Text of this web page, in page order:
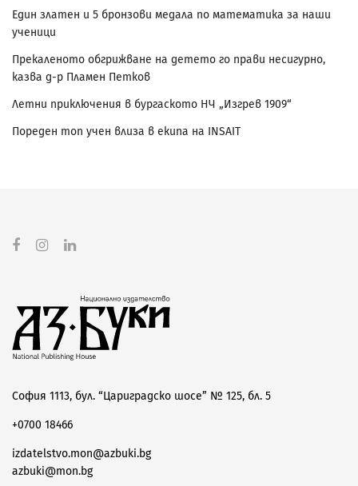
Един златен и 5 бронзови медала по математика за наши
ученици
Прекаленото обгрижване на детето го прави несигурно,
казва д-р Пламен Петков
Летни приключения в бургаското НЧ „Изгрев 1909“
Пореден топ учен влиза в екипа на INSAIT
София 1113, бул. “Цариградско шосе” № 125, бл. 5
+0700 18466
izdatelstvo.mon@azbuki.bg
azbuki@mon.bg